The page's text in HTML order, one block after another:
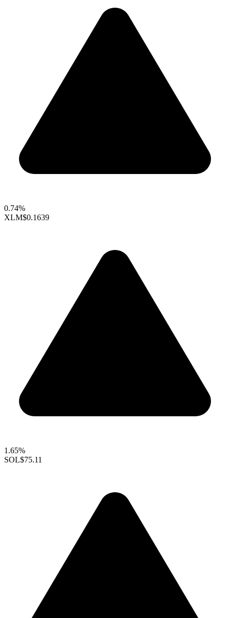
0.74%
XLM$0.1639
1.65%
SOL$75.11